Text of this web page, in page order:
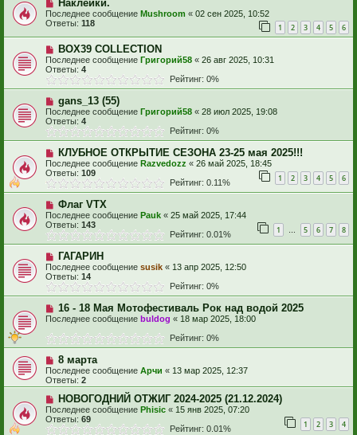
Наклейки.
Последнее сообщение Mushroom « 02 сен 2025, 10:52
Ответы: 118 1 2 3 4 5 6
BOX39 COLLECTION
Последнее сообщение Григорий58 « 26 авг 2025, 10:31
Ответы: 4
Рейтинг: 0%
gans_13 (55)
Последнее сообщение Григорий58 « 28 июл 2025, 19:08
Ответы: 4
Рейтинг: 0%
КЛУБНОЕ ОТКРЫТИЕ СЕЗОНА 23-25 мая 2025!!!
Последнее сообщение Razvedozz « 26 май 2025, 18:45
Ответы: 109 1 2 3 4 5 6
Рейтинг: 0.11%
Флаг VTX
Последнее сообщение Pauk « 25 май 2025, 17:44
Ответы: 143 1 … 5 6 7 8
Рейтинг: 0.01%
ГАГАРИН
Последнее сообщение susik « 13 апр 2025, 12:50
Ответы: 14
Рейтинг: 0%
16 - 18 Мая Мотофестиваль Рок над водой 2025
Последнее сообщение buldog « 18 мар 2025, 18:00
Рейтинг: 0%
8 марта
Последнее сообщение Арчи « 13 мар 2025, 12:37
Ответы: 2
НОВОГОДНИЙ ОТЖИГ 2024-2025 (21.12.2024)
Последнее сообщение Phisic « 15 янв 2025, 07:20
Ответы: 69 1 2 3 4
Рейтинг: 0.01%